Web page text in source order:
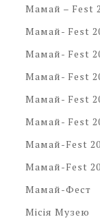
Мамай – Fest
Мамай- Fest
Мамай- Fest
Мамай- Fest
Мамай- Fest
Мамай- Fest
Мамай-Fest
Мамай-Fest
Мамай-Фест
Місія Музею